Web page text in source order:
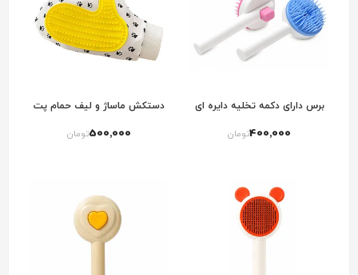
برس دارای دکمه تخلیه دایره ای
400٬000تومان
دستکش ماساژ و لیف حمام پت
500٬000تومان